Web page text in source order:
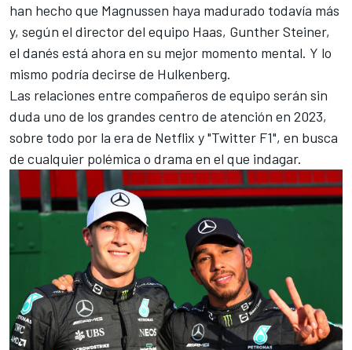
han hecho que Magnussen haya madurado todavía más
y, según el director del equipo Haas, Gunther Steiner,
el danés está ahora en su mejor momento mental. Y lo
mismo podría decirse de Hulkenberg.
Las relaciones entre compañeros de equipo serán sin
duda uno de los grandes centro de atención en 2023,
sobre todo por la era de Netflix y "Twitter F1", en busca
de cualquier polémica o drama en el que indagar.